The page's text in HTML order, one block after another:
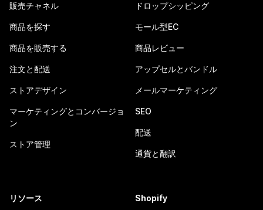
販売チャネル
商品を探す
商品を販売する
注文と配送
ストアデザイン
マーケティングとコンバージョ
ン
ストア管理
ドロップシッピング
モール型EC
商品レビュー
アップセルとバンドル
メールマーケティング
SEO
配送
通貨と翻訳
リソース Shopify